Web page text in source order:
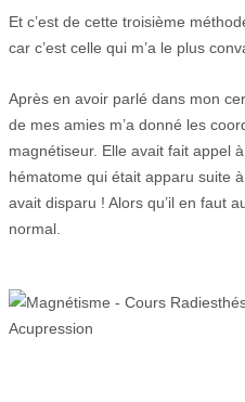
Et c’est de cette troisième
car c’est celle qui m’a le plus
Après en avoir parlé dans mon
de mes amies m’a donné les
magnétiseur. Elle avait fait appel
hématome qui était apparu suite
avait disparu ! Alors qu’il en faut
normal.